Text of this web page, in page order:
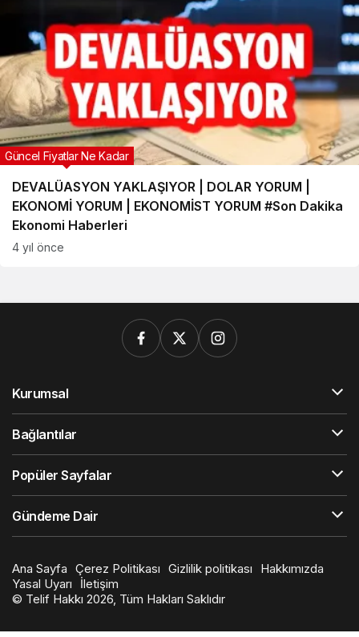
DEVALÜASYON YAKLAŞIYOR | DOLAR YORUM |
EKONOMİ YORUM | EKONOMİST YORUM #Son Dakika
Ekonomi Haberleri
Güncel Fiyatlar Ne Kadar
4 yıl önce
Kurumsal
Bağlantılar
Popüler Sayfalar
Gündeme Dair
Ana Sayfa Çerez Politikası Gizlilik politikası
Hakkımızda
Yasal Uyarı
İletişim
© Telif Hakkı 2026, Tüm Hakları Saklıdır